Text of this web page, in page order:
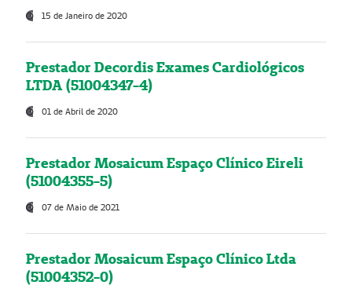
15 de Janeiro de 2020
Prestador Decordis Exames Cardiológicos
LTDA (51004347-4)
01 de Abril de 2020
Prestador Mosaicum Espaço Clínico Eireli
(51004355-5)
07 de Maio de 2021
Prestador Mosaicum Espaço Clínico Ltda
(51004352-0)